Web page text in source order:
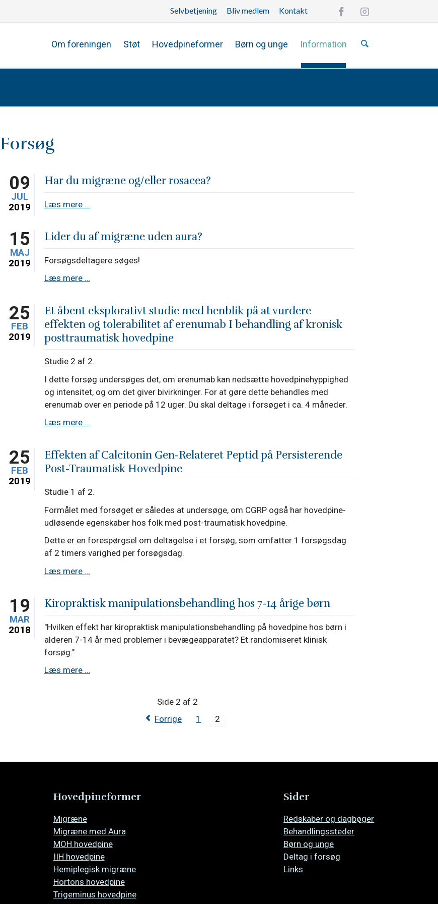
Selvbetjening Bliv medlem Kontakt
navigationen
Om foreningen Støt Hovedpineformer Børn og unge Information
Forsøg
09
JUL
2019
Har du migræne og/eller rosacea?
Læs mere …
og/eller
15
MAJ
2019
Lider du af migræne uden aura?
Forsøgsdeltagere søges!
Læs mere …
migræne
uden
aura?
25
FEB
2019
Et åbent eksplorativt studie med henblik på at vurdere
effekten og tolerabilitet af erenumab I behandling af kronisk
posttraumatisk hovedpine
Studie 2 af 2.
I dette forsøg undersøges det, om erenumab kan nedsætte hovedpinehyppighed
og intensitet, og om det giver bivirkninger. For at gøre dette behandles med
erenumab over en periode på 12 uger. Du skal deltage i forsøget i ca. 4 måneder.
Læs mere …
studie
med
på
at
vurdere
effekten
tolerabilitet
af
I
af
kronisk
25
FEB
2019
Effekten af Calcitonin Gen-Relateret Peptid på Persisterende
Post-Traumatisk Hovedpine
Studie 1 af 2.
Formålet med forsøget er således at undersøge, om CGRP også har hovedpine-
udløsende egenskaber hos folk med post-traumatisk hovedpine.
Dette er en forespørgsel om deltagelse i et forsøg, som omfatter 1 forsøgsdag
af 2 timers varighed per forsøgsdag.
Læs mere …
Gen-
Peptid
på
Post-
19
MAR
2018
Kiropraktisk manipulationsbehandling hos 7-14 årige børn
"Hvilken effekt har kiropraktisk manipulationsbehandling på hovedpine hos børn i
alderen 7-14 år med problemer i bevægeapparatet? Et randomiseret klinisk
forsøg."
Læs mere …
Side 2 af 2
Forrige
1 2
Hovedpineformer
navigationen
Migræne
Migræne med Aura
MOH hovedpine
IIH hovedpine
Hemiplegisk migræne
Hortons hovedpine
Trigeminus hovedpine
Sider
navigationen
Redskaber og dagbøger
Behandlingssteder
Børn og unge
Deltag i forsøg
Links